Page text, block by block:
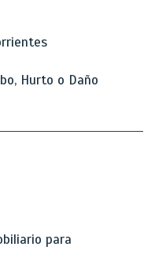
Hurto o Daño
para